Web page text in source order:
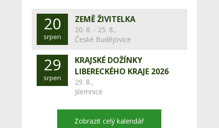
20
srpen
ZEMĚ ŽIVITELKA
20. 8. - 25. 8.,
České Budějovice
29
srpen
KRAJSKÉ DOŽÍNKY
LIBERECKÉHO KRAJE 2026
29. 8.,
Jilemnice
Zobrazit celý kalendář